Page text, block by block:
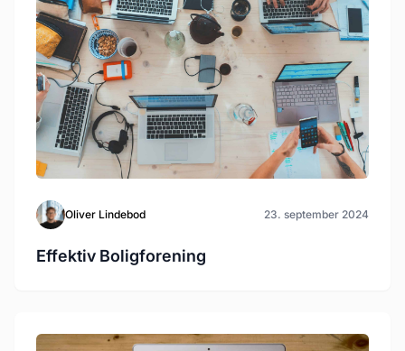
Oliver Lindebod 23. september 2024
Effektiv Boligforening